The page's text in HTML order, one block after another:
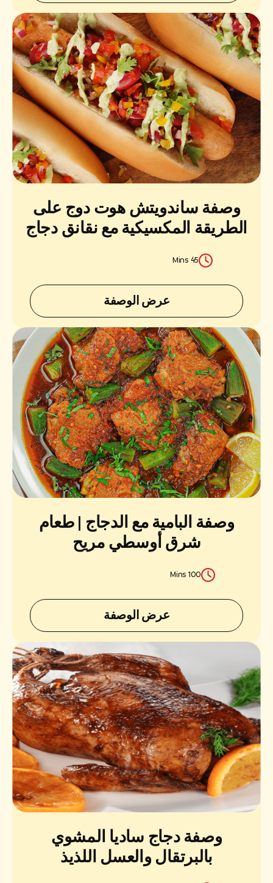
وصفة ساندويتش هوت دوج على
الطريقة المكسيكية مع نقانق دجاج
45 Mins
عرض الوصفة
وصفة البامية مع الدجاج | طعام
شرق أوسطي مريح
100 Mins
عرض الوصفة
وصفة دجاج ساديا المشوي
بالبرتقال والعسل اللذيذ